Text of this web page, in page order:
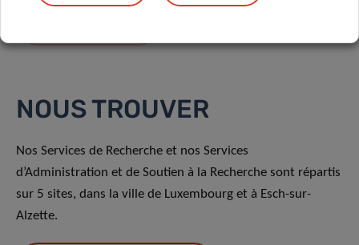
NOUS TROUVER
Nos Services de Recherche et nos Services
d’Administration et de Soutien à la Recherche sont répartis
sur 5 sites, dans la ville de Luxembourg et à Esch-sur-
Alzette.